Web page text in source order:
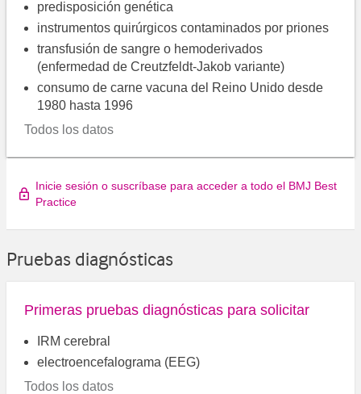
predisposición genética
instrumentos quirúrgicos contaminados por priones
transfusión de sangre o hemoderivados
(enfermedad de Creutzfeldt-Jakob variante)
consumo de carne vacuna del Reino Unido desde
1980 hasta 1996
Todos los datos
Inicie sesión o suscríbase para acceder a todo el BMJ Best
Practice
Pruebas diagnósticas
Primeras pruebas diagnósticas para solicitar
IRM cerebral
electroencefalograma (EEG)
Todos los datos